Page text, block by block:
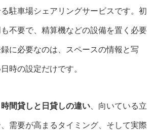
駐車場シェアリングサービスです。初
不要で、精算機などの設備を置く必要
に必要なのは、スペースの情報と写
時の設定だけです。
時間貸しと日貸しの違い 、向いている立
需要が高まるタイミング、そして実際